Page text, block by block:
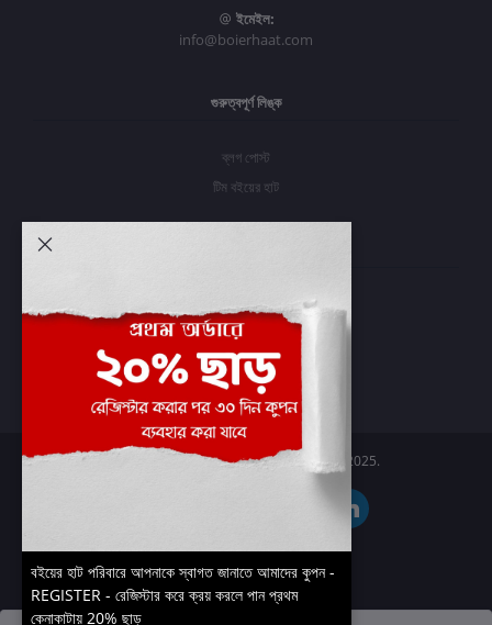
ইমেইল:
info@boierhaat.com
গুরুত্বপূর্ণ লিঙ্ক
ব্লগ পোস্ট
টিম বইয়ের হাট
প্রবেশ করুন
অর্ডার ইতিহাস
আমার ইচ্ছাগুলি
অর্ডার ট্র্যাকিং
Boier Haat™ | © All rights reserved 2025.
বইয়ের হাট পরিবারে আপনাকে স্বাগত জানাতে আমাদের কুপন -
REGISTER - রেজিস্টার করে ক্রয় করলে পান প্রথম
কেনাকাটায় 20% ছাড়